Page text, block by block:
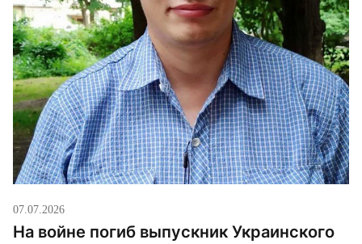
07.07.2026
На войне погиб выпускник Украинского